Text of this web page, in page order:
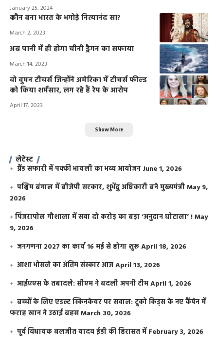
January 25, 2024
कौन बना भारत के भगोड़े नित्यानंद सा?
March 2, 2023
अब पानी में ही होगा चीनी ड्रैगन का सफाया
March 14, 2023
वो वुमन टीचर्स जिन्होंने अमेरिका में टीचर्स फील्ड
को किया शर्मसार, लग रहे हैं रेप के आरोप
April 17, 2023
Show More
लेटेस्ट
ग्रैंड सफारी में पक्की भायली का भव्य आयोजन June 1, 2026
पश्चिम बंगाल में बीजेपी सरकार, शुभेंदु अधिकारी बने मुख्यमंत्रीMay 9,
2026
​पिंजरापोल गौशाला में सवा दो करोड़ का बड़ा ‘अनुदान घोटाला’ !May
9, 2026
जनगणना 2027 का कार्य 16 मई से होगा शुरूApril 18, 2026
आशा भोसले का अंतिम संस्कार आजApril 13, 2026
आईएएस के तबादले: सीएम ने बदली अपनी टीमApril 1, 2026
बच्चों के लिए एडल्ट स्किनकेयर पर सवाल: टूको किड्स के नए कैंपेन में
फराह खान ने उठाई बहसMarch 30, 2026
पूर्व विधायक बलजीत यादव ईडी की हिरासत में February 3, 2026